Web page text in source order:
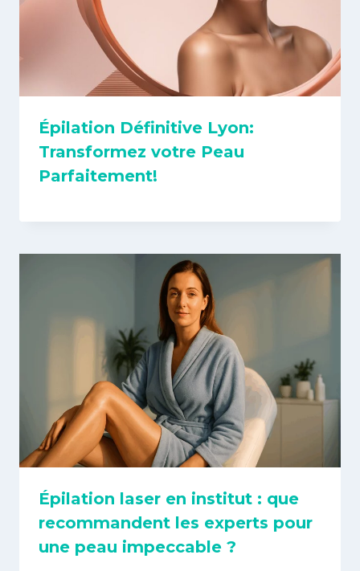
Épilation Définitive Lyon:
Transformez votre Peau
Parfaitement!
Épilation laser en institut : que
recommandent les experts pour
une peau impeccable ?